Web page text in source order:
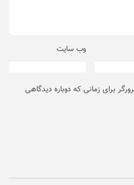
وب‌ سایت
برای زمانی که دوباره دیدگاهی